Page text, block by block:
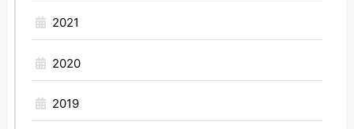
2021
2020
2019